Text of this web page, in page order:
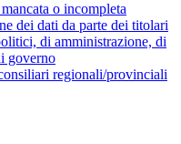
o incompleta
dei dati da parte dei titolari
di amministrazione, di
governo
regionali/provinciali